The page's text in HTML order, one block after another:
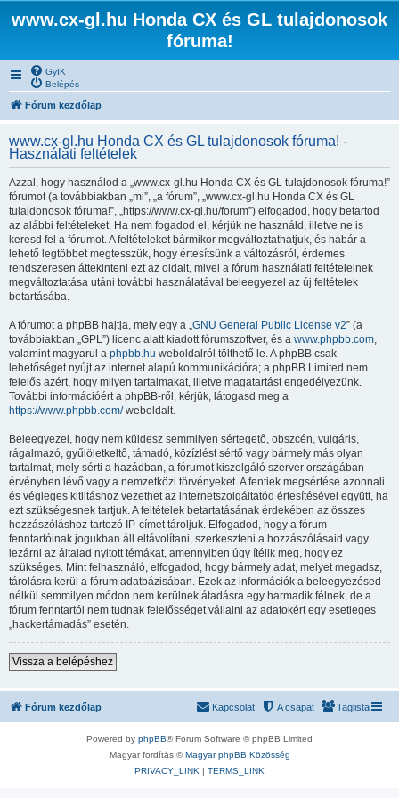
www.cx-gl.hu Honda CX és GL tulajdonosok
fóruma!
GyIK
Belépés
Fórum kezdőlap
www.cx-gl.hu Honda CX és GL tulajdonosok fóruma! -
Használati feltételek
Azzal, hogy használod a „www.cx-gl.hu Honda CX és GL tulajdonosok fóruma!”
fórumot (a továbbiakban „mi”, „a fórum”, „www.cx-gl.hu Honda CX és GL
tulajdonosok fóruma!”, „https://www.cx-gl.hu/forum”) elfogadod, hogy betartod
az alábbi feltételeket. Ha nem fogadod el, kérjük ne használd, illetve ne is
keresd fel a fórumot. A feltételeket bármikor megváltoztathatjuk, és habár a
lehető legtöbbet megtesszük, hogy értesítsünk a változásról, érdemes
rendszeresen áttekinteni ezt az oldalt, mivel a fórum használati feltételeinek
megváltoztatása utáni további használatával beleegyezel az új feltételek
betartásába.
A fórumot a phpBB hajtja, mely egy a „GNU General Public License v2” (a
továbbiakban „GPL”) licenc alatt kiadott fórumszoftver, és a www.phpbb.com,
valamint magyarul a phpbb.hu weboldalról tölthető le. A phpBB csak
lehetőséget nyújt az internet alapú kommunikációra; a phpBB Limited nem
felelős azért, hogy milyen tartalmakat, illetve magatartást engedélyezünk.
További információért a phpBB-ről, kérjük, látogasd meg a
https://www.phpbb.com/weboldalt.
Beleegyezel, hogy nem küldesz semmilyen sértegető, obszcén, vulgáris,
rágalmazó, gyűlöletkeltő, támadó, közízlést sértő vagy bármely más olyan
tartalmat, mely sérti a hazádban, a fórumot kiszolgáló szerver országában
érvényben lévő vagy a nemzetközi törvényeket. A fentiek megsértése azonnali
és végleges kitiltáshoz vezethet az internetszolgáltatód értesítésével együtt, ha
ezt szükségesnek tartjuk. A feltételek betartatásának érdekében az összes
hozzászóláshoz tartozó IP-címet tároljuk. Elfogadod, hogy a fórum
fenntartóinak jogukban áll eltávolítani, szerkeszteni a hozzászólásaid vagy
lezárni az általad nyitott témákat, amennyiben úgy ítélik meg, hogy ez
szükséges. Mint felhasználó, elfogadod, hogy bármely adat, melyet megadsz,
tárolásra kerül a fórum adatbázisában. Ezek az információk a beleegyezésed
nélkül semmilyen módon nem kerülnek átadásra egy harmadik félnek, de a
fórum fenntartói nem tudnak felelősséget vállalni az adatokért egy esetleges
„hackertámadás” esetén.
Vissza a belépéshez
Fórum kezdőlap Taglista
A csapat
Kapcsolat
Powered by phpBB® Forum Software © phpBB Limited
Magyar fordítás ©Magyar phpBB Közösség
PRIVACY_LINK | TERMS_LINK